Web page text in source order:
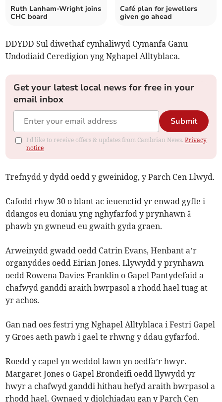
Ruth Lanham-Wright joins
CHC board
Café plan for jewellers
given go ahead
DDYDD Sul diwethaf cynhaliwyd Cymanfa Ganu
Undodiaid Ceredigion yng Nghapel Alltyblaca.
Get your latest local news for free in your
email inbox
Submit
I'd like to receive offers & updates from Cambrian News.Privacy
notice
Trefnydd y dydd oedd y gweinidog, y Parch Cen Llwyd.
Cafodd rhyw 30 o blant ac ieuenctid yr enwad gyfle i
ddangos eu doniau yng nghyfarfod y prynhawn â
phawb yn gwneud eu gwaith gyda graen.
Arweinydd gwadd oedd Catrin Evans, Henbant a’r
organyddes oedd Eirian Jones. Llywydd y prynhawn
oedd Rowena Davies-Franklin o Gapel Pantydefaid a
chafwyd ganddi araith bwrpasol a rhodd hael tuag at
yr achos.
Gan nad oes festri yng Nghapel Alltyblaca i Festri Gapel
y Groes aeth pawb i gael te rhwng y ddau gyfarfod.
Roedd y capel yn weddol lawn yn oedfa’r hwyr.
Margaret Jones o Gapel Brondeifi oedd llywydd yr
hwyr a chafwyd ganddi hithau hefyd araith bwrpasol a
rhodd hael. Gwnaed y diolchiadau gan y Parch Cen